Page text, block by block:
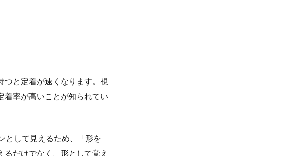
つと定着が速くなります。視
着率が高いことが知られてい
として見えるため、「形を
だけでなく、形として覚え